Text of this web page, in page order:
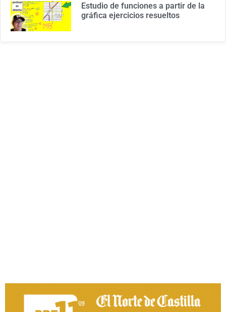
Estudio de funciones a partir de la
gráfica ejercicios resueltos